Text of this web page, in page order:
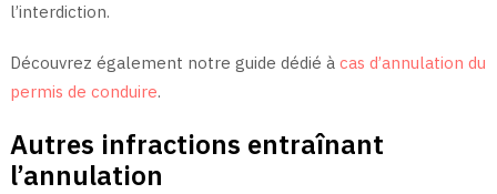
l’interdiction.
Découvrez également notre guide dédié à cas d’annulation du
permis de conduire.
Autres infractions entraînant
l’annulation